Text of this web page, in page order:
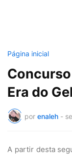
Página inicial
Era do
por enaleh -
A partir desta